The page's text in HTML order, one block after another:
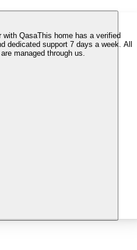
with QasaThis home has a verified
dedicated support 7 days a week. All
managed through us.